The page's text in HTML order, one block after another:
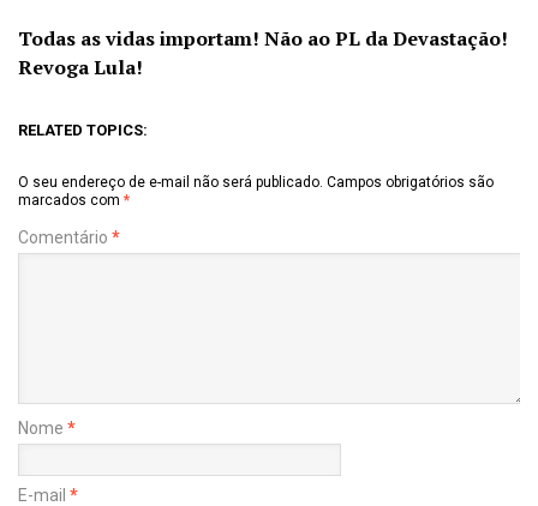
Todas as vidas importam! Não ao PL da Devastação!
Revoga Lula!
RELATED TOPICS:
O seu endereço de e-mail não será publicado. Campos obrigatórios são
marcados com *
Comentário *
Nome *
E-mail *